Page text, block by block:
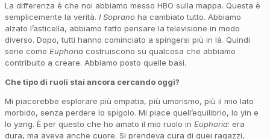
La differenza è che noi abbiamo messo HBO sulla mappa. Questa è
semplicemente la verità. I Soprano ha cambiato tutto. Abbiamo
alzato l’asticella, abbiamo fatto pensare la televisione in modo
diverso. Dopo, tutti hanno cominciato a spingersi più in là. Quindi
serie come Euphoria costruiscono su qualcosa che abbiamo
contribuito a creare. Abbiamo posto quelle basi.
Che tipo di ruoli stai ancora cercando oggi?
Mi piacerebbe esplorare più empatia, più umorismo, più il mio lato
morbido, senza perdere lo spigolo. Mi piace quell’equilibrio, lo yin e
lo yang. È per questo che ho amato il mio ruolo in Euphoria: era
dura, ma aveva anche cuore. Si prendeva cura di quei ragazzi,